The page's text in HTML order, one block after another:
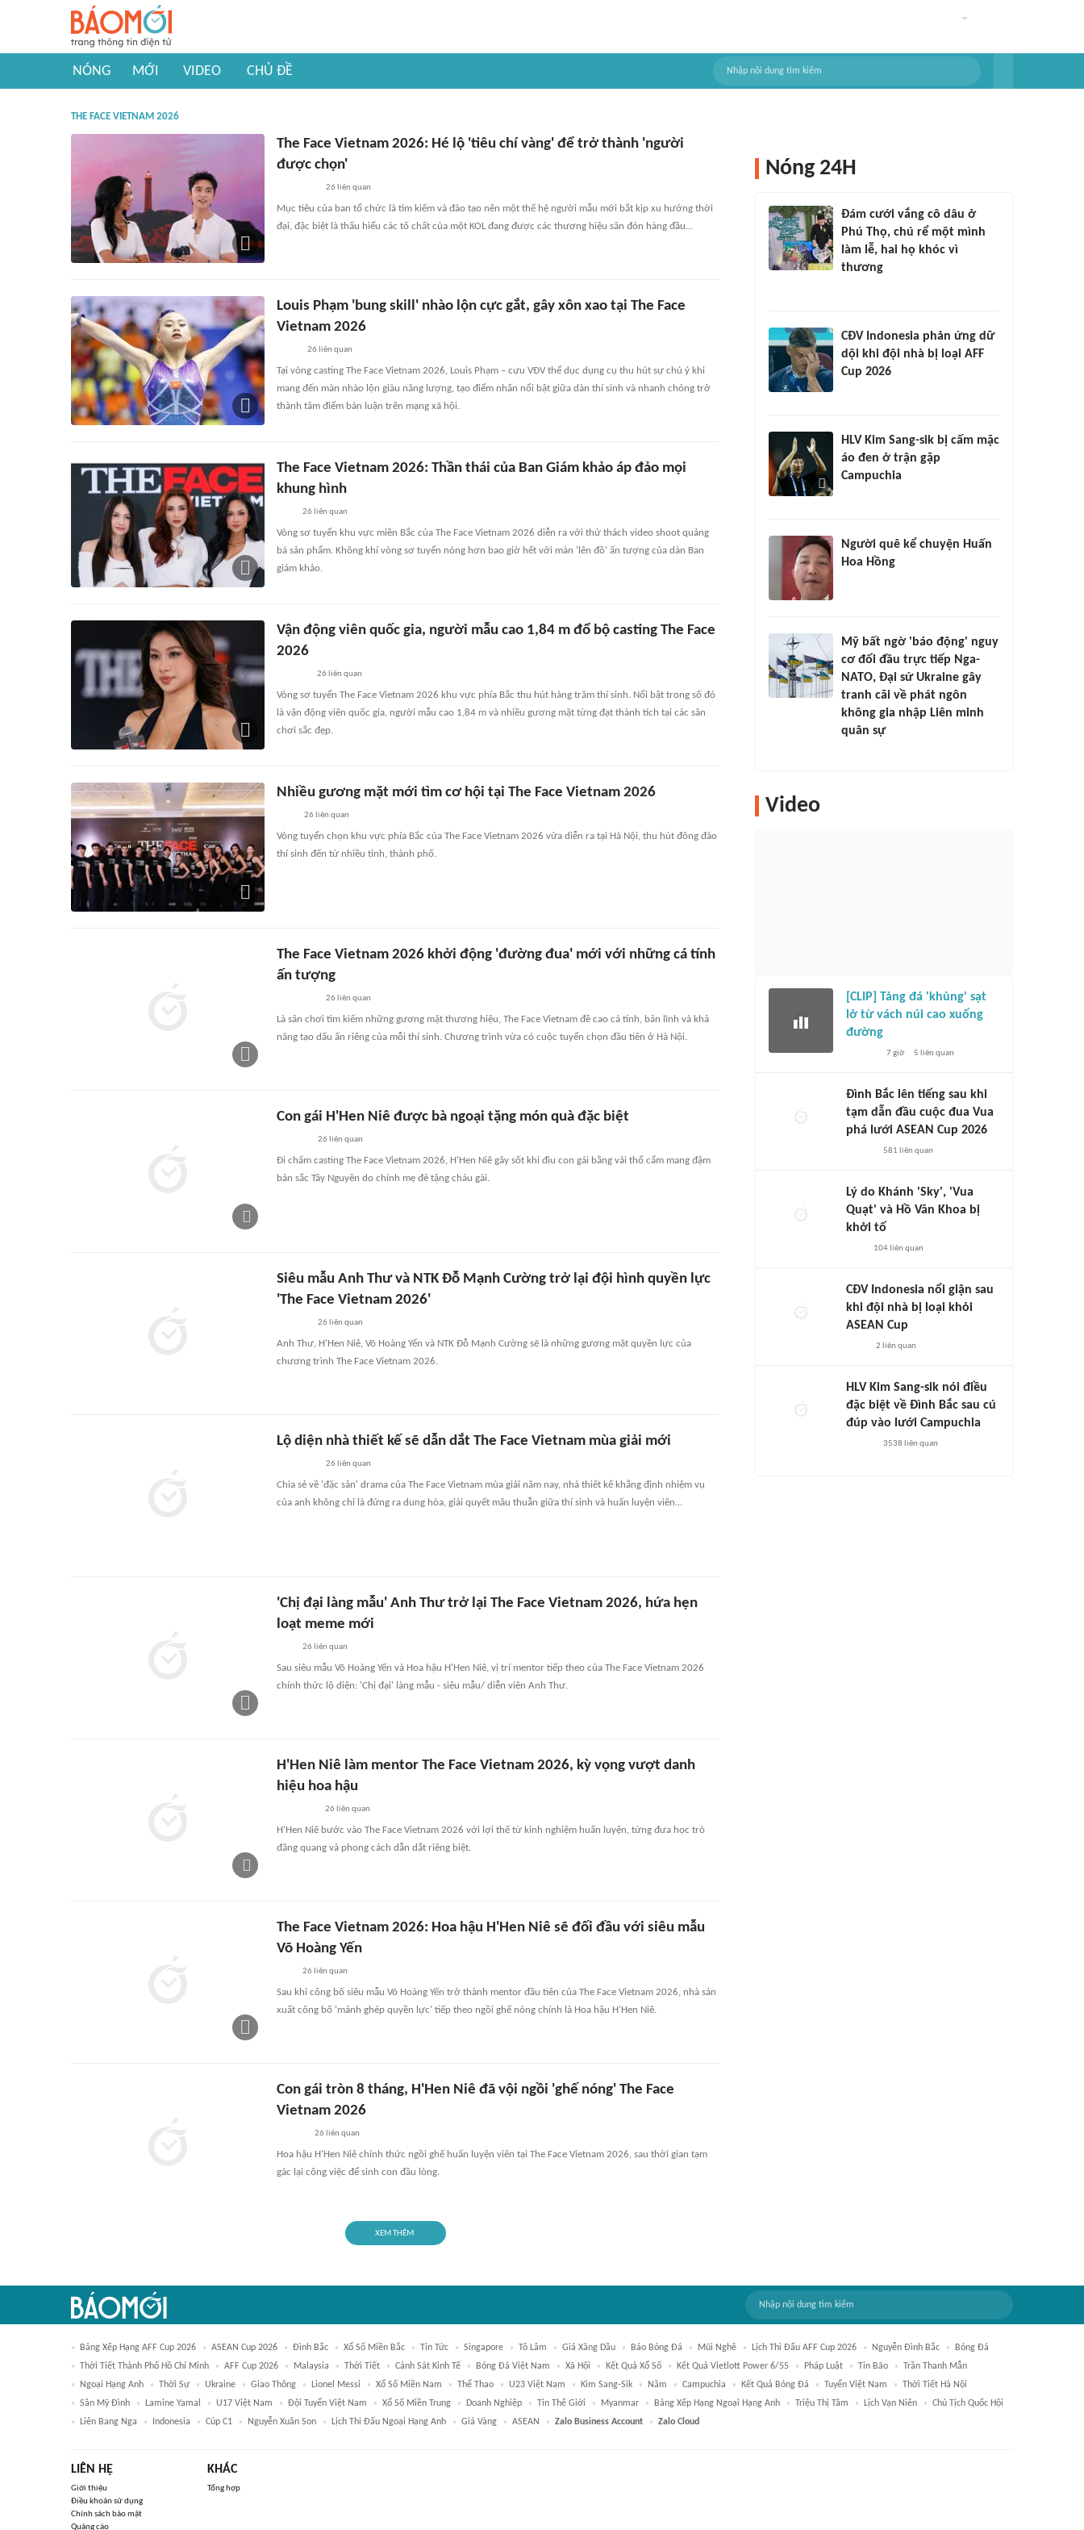
NÓNG MỚI VIDEO CHỦ ĐỀ
THE FACE VIETNAM 2026
The Face Vietnam 2026: Hé lộ 'tiêu chí vàng' để trở thành 'người
được chọn'
26 liên quan
Mục tiêu của ban tổ chức là tìm kiếm và đào tạo nên một thế hệ người mẫu mới bắt kịp xu hướng thời
đại, đặc biệt là thấu hiểu các tố chất của một KOL đang được các thương hiệu săn đón hàng đầu...
Louis Phạm 'bung skill' nhào lộn cực gắt, gây xôn xao tại The Face
Vietnam 2026
26 liên quan
Tại vòng casting The Face Vietnam 2026, Louis Phạm – cựu VĐV thể dục dụng cụ thu hút sự chú ý khi
mang đến màn nhào lộn giàu năng lượng, tạo điểm nhấn nổi bật giữa dàn thí sinh và nhanh chóng trở
thành tâm điểm bàn luận trên mạng xã hội.
The Face Vietnam 2026: Thần thái của Ban Giám khảo áp đảo mọi
khung hình
26 liên quan
Vòng sơ tuyển khu vực miền Bắc của The Face Vietnam 2026 diễn ra với thử thách video shoot quảng
bá sản phẩm. Không khí vòng sơ tuyển nóng hơn bao giờ hết với màn 'lên đồ' ấn tượng của dàn Ban
giám khảo.
Vận động viên quốc gia, người mẫu cao 1,84 m đổ bộ casting The Face
2026
26 liên quan
Vòng sơ tuyển The Face Vietnam 2026 khu vực phía Bắc thu hút hàng trăm thí sinh. Nổi bật trong số đó
là vận động viên quốc gia, người mẫu cao 1,84 m và nhiều gương mặt từng đạt thành tích tại các sân
chơi sắc đẹp.
Nhiều gương mặt mới tìm cơ hội tại The Face Vietnam 2026
26 liên quan
Vòng tuyển chọn khu vực phía Bắc của The Face Vietnam 2026 vừa diễn ra tại Hà Nội, thu hút đông đảo
thí sinh đến từ nhiều tỉnh, thành phố.
The Face Vietnam 2026 khởi động 'đường đua' mới với những cá tính
ấn tượng
26 liên quan
Là sân chơi tìm kiếm những gương mặt thương hiệu, The Face Vietnam đề cao cá tính, bản lĩnh và khả
năng tạo dấu ấn riêng của mỗi thí sinh. Chương trình vừa có cuộc tuyển chọn đầu tiên ở Hà Nội.
Con gái H'Hen Niê được bà ngoại tặng món quà đặc biệt
26 liên quan
Đi chấm casting The Face Vietnam 2026, H'Hen Niê gây sốt khi địu con gái bằng vải thổ cẩm mang đậm
bản sắc Tây Nguyên do chính mẹ đẻ tặng cháu gái.
Siêu mẫu Anh Thư và NTK Đỗ Mạnh Cường trở lại đội hình quyền lực
'The Face Vietnam 2026'
26 liên quan
Anh Thư, H'Hen Niê, Võ Hoàng Yến và NTK Đỗ Mạnh Cường sẽ là những gương mặt quyền lực của
chương trình The Face Vietnam 2026.
Lộ diện nhà thiết kế sẽ dẫn dắt The Face Vietnam mùa giải mới
26 liên quan
Chia sẻ về 'đặc sản' drama của The Face Vietnam mùa giải năm nay, nhà thiết kế khẳng định nhiệm vụ
của anh không chỉ là đứng ra dung hòa, giải quyết mâu thuẫn giữa thí sinh và huấn luyện viên...
'Chị đại làng mẫu' Anh Thư trở lại The Face Vietnam 2026, hứa hẹn
loạt meme mới
26 liên quan
Sau siêu mẫu Võ Hoàng Yến và Hoa hậu H'Hen Niê, vị trí mentor tiếp theo của The Face Vietnam 2026
chính thức lộ diện: 'Chị đại' làng mẫu - siêu mẫu/ diễn viên Anh Thư.
H'Hen Niê làm mentor The Face Vietnam 2026, kỳ vọng vượt danh
hiệu hoa hậu
26 liên quan
H'Hen Niê bước vào The Face Vietnam 2026 với lợi thế từ kinh nghiệm huấn luyện, từng đưa học trò
đăng quang và phong cách dẫn dắt riêng biệt.
The Face Vietnam 2026: Hoa hậu H'Hen Niê sẽ đối đầu với siêu mẫu
Võ Hoàng Yến
26 liên quan
Sau khi công bố siêu mẫu Võ Hoàng Yến trở thành mentor đầu tiên của The Face Vietnam 2026, nhà sản
xuất công bố 'mảnh ghép quyền lực' tiếp theo ngồi ghế nóng chính là Hoa hậu H'Hen Niê.
Con gái tròn 8 tháng, H'Hen Niê đã vội ngồi 'ghế nóng' The Face
Vietnam 2026
26 liên quan
Hoa hậu H'Hen Niê chính thức ngồi ghế huấn luyện viên tại The Face Vietnam 2026, sau thời gian tạm
gác lại công việc để sinh con đầu lòng.
XEM THÊM
Nóng 24H
Đám cưới vắng cô dâu ở
Phú Thọ, chú rể một mình
làm lễ, hai họ khóc vì
thương
CĐV Indonesia phản ứng dữ
dội khi đội nhà bị loại AFF
Cup 2026
HLV Kim Sang-sik bị cấm mặc
áo đen ở trận gặp
Campuchia
Người quê kể chuyện Huấn
Hoa Hồng
Mỹ bất ngờ 'báo động' nguy
cơ đối đầu trực tiếp Nga-
NATO, Đại sứ Ukraine gây
tranh cãi về phát ngôn
không gia nhập Liên minh
quân sự
Video
[CLIP] Tảng đá 'khủng' sạt
lở từ vách núi cao xuống
đường
7 giờ 5 liên quan
Đình Bắc lên tiếng sau khi
tạm dẫn đầu cuộc đua Vua
phá lưới ASEAN Cup 2026
581 liên quan
Lý do Khánh 'Sky', 'Vua
Quạt' và Hồ Văn Khoa bị
khởi tố
104liên quan
CĐV Indonesia nổi giận sau
khi đội nhà bị loại khỏi
ASEAN Cup
2 liên quan
HLV Kim Sang-sik nói điều
đặc biệt về Đình Bắc sau cú
đúp vào lưới Campuchia
3538 liên quan
Bảng Xếp Hạng AFF Cup 2026 ASEAN Cup 2026 Đình Bắc Xổ Số Miền Bắc Tin Tức Singapore Tô Lâm Giá Xăng Dầu Báo Bóng Đá Mũi Nghê Lịch Thi Đấu AFF Cup 2026 Nguyễn Đình Bắc
Bóng Đá
Thời Tiết Thành Phố Hồ Chí Minh
AFF Cup 2026 Malaysia Thời Tiết Cảnh Sát Kinh Tế Bóng Đá Việt Nam Xã Hội Kết Quả Xổ Số Kết Quả Vietlott Power 6/55 Pháp Luật Tin Bão
Trần Thanh Mẫn
Ngoại Hạng Anh
Thời Sự Ukraine Giao Thông Lionel Messi Xổ Số Miền Nam Thể Thao U23 Việt Nam Kim Sang-Sik Năm Campuchia Kết Quả Bóng Đá Tuyển Việt Nam
Thời Tiết Hà Nội
Sân Mỹ Đình
Lamine Yamal U17 Việt Nam Đội Tuyển Việt Nam Xổ Số Miền Trung Doanh Nghiệp Tin Thế Giới Myanmar Bảng Xếp Hạng Ngoại Hạng Anh Triệu Thị Tâm Lịch Vạn Niên
Chủ Tịch Quốc Hội
Liên Bang Nga
Indonesia Cúp C1 Nguyễn Xuân Son Lịch Thi Đấu Ngoại Hạng Anh Giá Vàng ASEAN Zalo Business Account Zalo Cloud
LIÊN HỆ
Giới thiệu
Điều khoản sử dụng
Chính sách bảo mật
Quảng cáo
KHÁC
Tổng hợp